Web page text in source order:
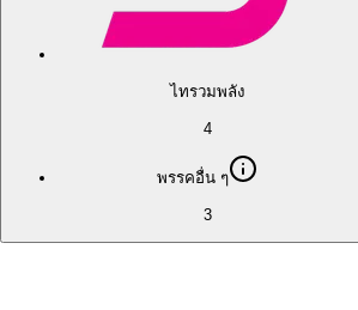
ไทรวมพลัง
4
พรรคอื่น ๆ
3